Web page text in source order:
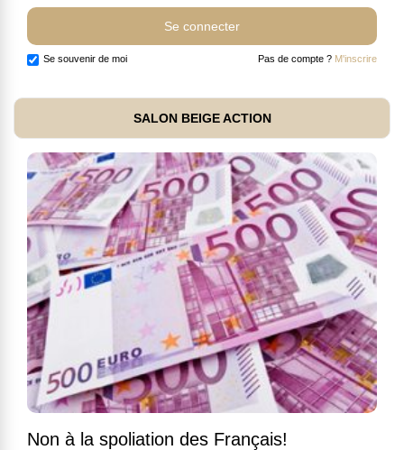
Se souvenir de moi Pas de compte ? M'inscrire
SALON BEIGE ACTION
Non à la spoliation des Français!